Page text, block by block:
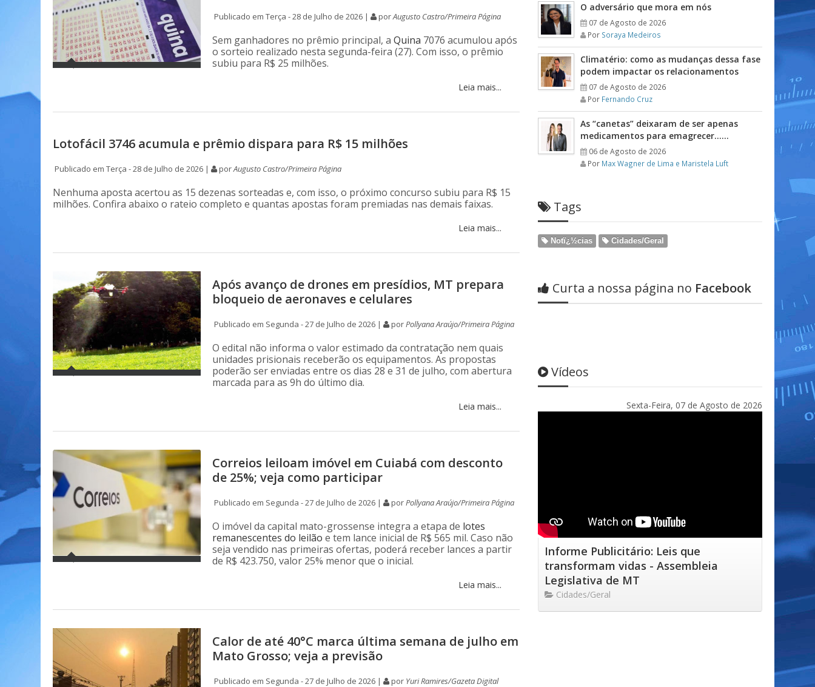
Publicado em Terça - 28 de Julho de 2026 | porAugusto Castro/Primeira Página
Sem ganhadores no prêmio principal, aQuina 7076 acumulou após
o sorteio realizado nesta segunda-feira (27). Com isso, o prêmio
subiu para R$ 25 milhões.
Leia mais...
Lotofácil 3746 acumula e prêmio dispara para R$ 15 milhões
Publicado em Terça - 28 de Julho de 2026 | porAugusto Castro/Primeira Página
Nenhuma aposta acertou as 15 dezenas sorteadas e, com isso, o próximo concurso subiu para R$ 15
milhões. Confira abaixo o rateio completo e quantas apostas foram premiadas nas demais faixas.
Leia mais...
Após avanço de drones em presídios, MT prepara
bloqueio de aeronaves e celulares
Publicado em Segunda - 27 de Julho de 2026 | porPollyana Araújo/Primeira Página
O edital não informa o valor estimado da contratação nem quais
unidades prisionais receberão os equipamentos. As propostas
poderão ser enviadas entre os dias 28 e 31 de julho, com abertura
marcada para as 9h do último dia.
Leia mais...
Correios leiloam imóvel em Cuiabá com desconto
de 25%; veja como participar
Publicado em Segunda - 27 de Julho de 2026 | porPollyana Araújo/Primeira Página
O imóvel da capital mato-grossense integra a etapa de lotes
remanescentes do leilão e tem lance inicial de R$ 565 mil. Caso não
seja vendido nas primeiras ofertas, poderá receber lances a partir
de R$ 423.750, valor 25% menor que o inicial.
Leia mais...
Calor de até 40°C marca última semana de julho em
Mato Grosso; veja a previsão
Publicado em Segunda - 27 de Julho de 2026 | por Yuri Ramires/Gazeta Digital
O adversário que mora em nós
07 de Agosto de 2026
Por Soraya Medeiros
Climatério: como as mudanças dessa fase
podem impactar os relacionamentos
07 de Agosto de 2026
Por Fernando Cruz
As “canetas” deixaram de ser apenas
medicamentos para emagrecer……
06 de Agosto de 2026
Por Max Wagner de Lima e Maristela Luft
Tags
Notï¿½cias Cidades/Geral
Curta a nossa página no Facebook
Vídeos
Sexta-Feira, 07 de Agosto de 2026
Informe Publicitário: Leis que
transformam vidas - Assembleia
Legislativa de MT
Cidades/Geral